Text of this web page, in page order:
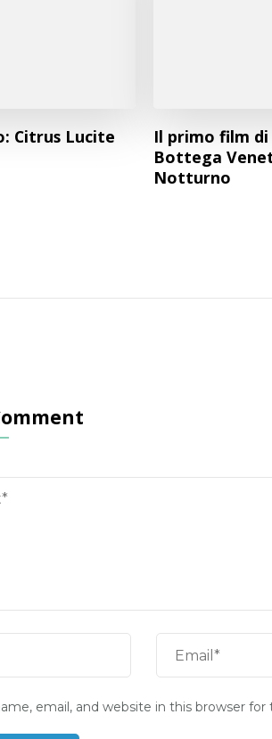
Citrus Lucite
Il primo film di
Bottega
Notturno
email, and website in this browser